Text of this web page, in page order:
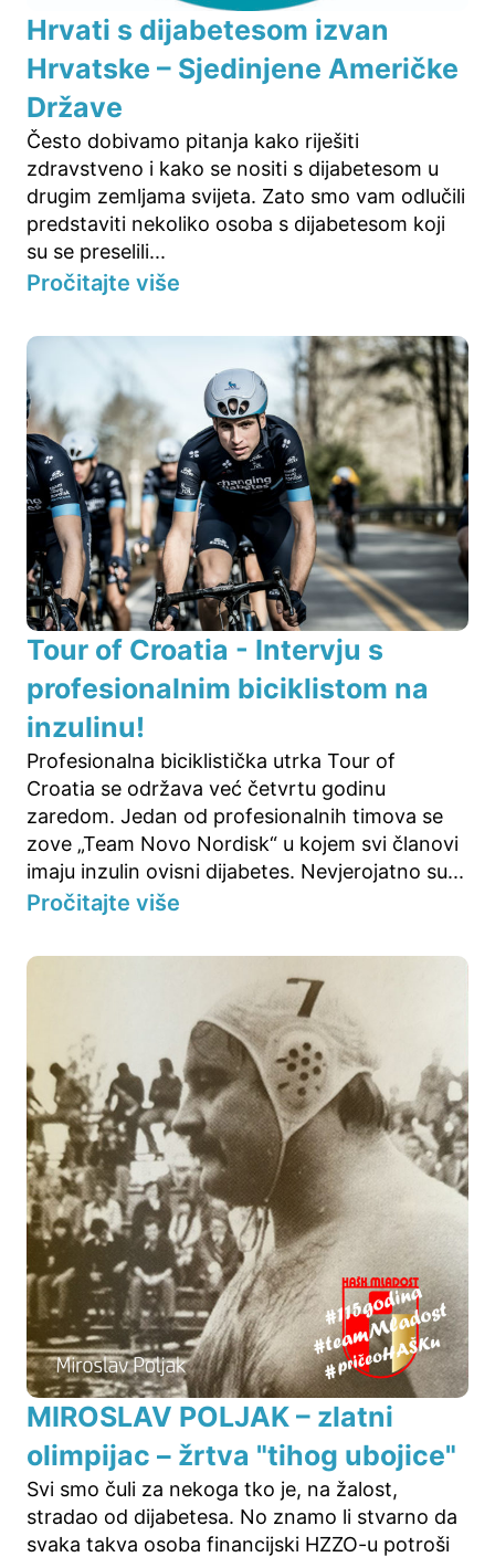
Hrvati s dijabetesom izvan
Hrvatske – Sjedinjene Američke
Države
Često dobivamo pitanja kako riješiti
zdravstveno i kako se nositi s dijabetesom u
drugim zemljama svijeta. Zato smo vam odlučili
predstaviti nekoliko osoba s dijabetesom koji
su se preselili...
Pročitajte više
Tour of Croatia - Intervju s
profesionalnim biciklistom na
inzulinu!
Profesionalna biciklistička utrka Tour of
Croatia se održava već četvrtu godinu
zaredom. Jedan od profesionalnih timova se
zove „Team Novo Nordisk“ u kojem svi članovi
imaju inzulin ovisni dijabetes. Nevjerojatno su...
Pročitajte više
MIROSLAV POLJAK – zlatni
olimpijac – žrtva "tihog ubojice"
Svi smo čuli za nekoga tko je, na žalost,
stradao od dijabetesa. No znamo li stvarno da
svaka takva osoba financijski HZZO-u potroši